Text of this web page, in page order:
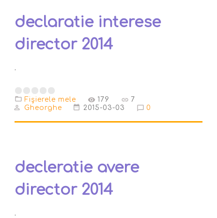
declaratie interese
director 2014
.
Fişierele mele 179
7
Gheorghe
2015-03-03 0
decleratie avere
director 2014
.